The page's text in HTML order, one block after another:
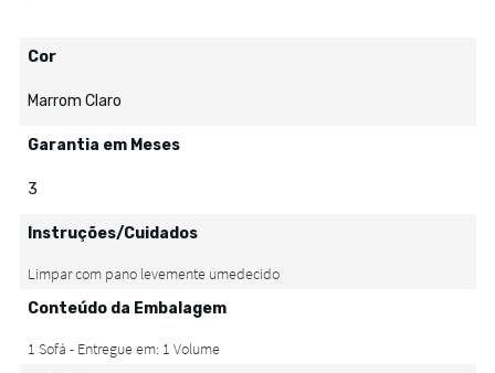
Cor
Marrom Claro
Garantia em Meses
3
Instruções/Cuidados
Conteúdo da Embalagem